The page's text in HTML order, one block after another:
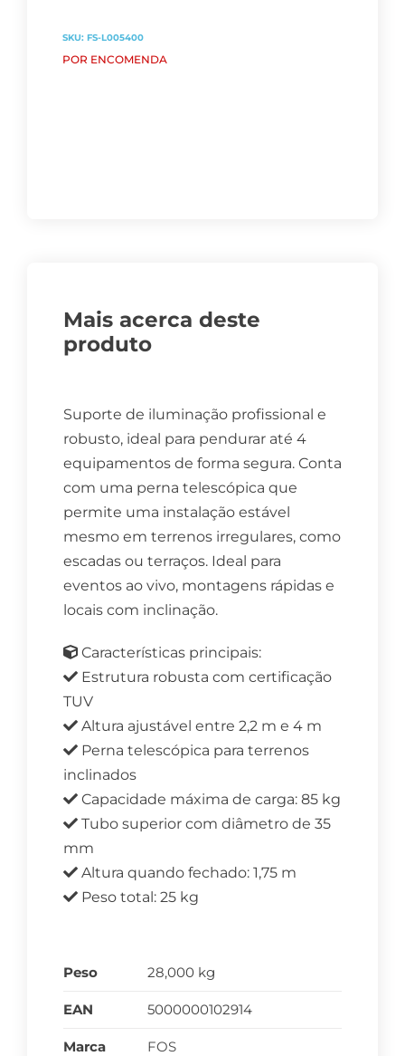
SKU: FS-L005400
POR ENCOMENDA
Mais acerca deste
produto
Suporte de iluminação profissional e
robusto, ideal para pendurar até 4
equipamentos de forma segura. Conta
com uma perna telescópica que
permite uma instalação estável
mesmo em terrenos irregulares, como
escadas ou terraços. Ideal para
eventos ao vivo, montagens rápidas e
locais com inclinação.
Características principais:
Estrutura robusta com certificação
TUV
Altura ajustável entre 2,2 m e 4 m
Perna telescópica para terrenos
inclinados
Capacidade máxima de carga: 85 kg
Tubo superior com diâmetro de 35
mm
Altura quando fechado: 1,75 m
Peso total: 25 kg
Peso 28,000 kg
EAN 5000000102914
Marca FOS